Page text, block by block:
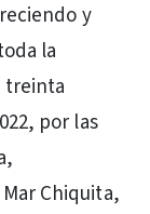
y
la
treinta
por las
Chiquita,